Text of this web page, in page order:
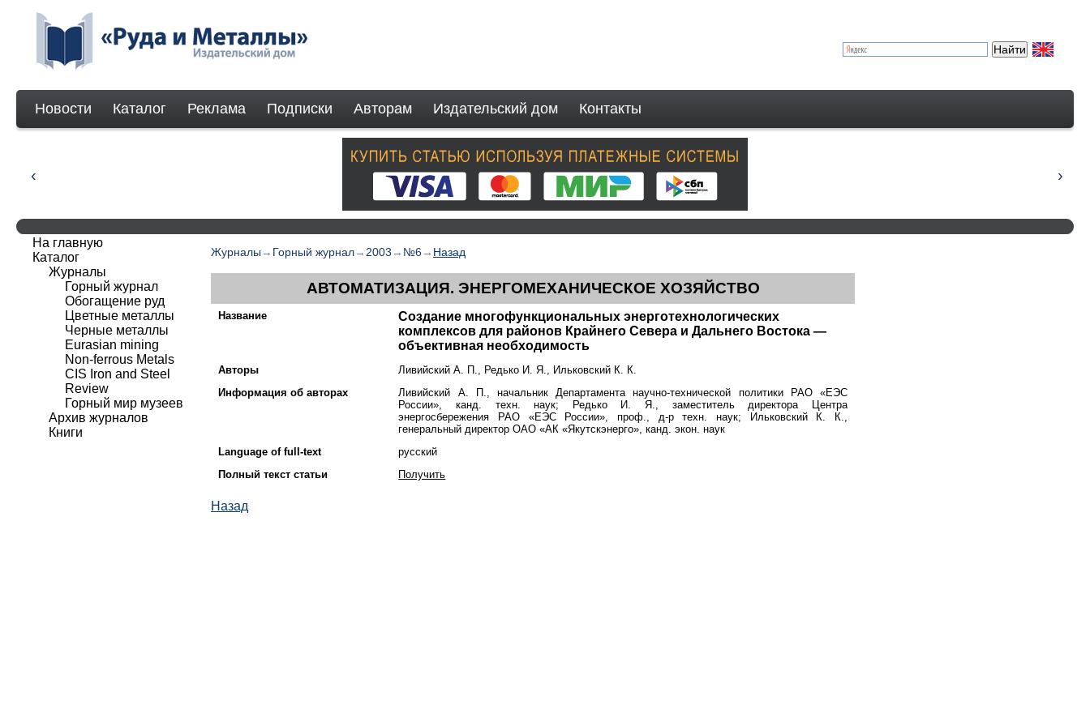
Новости Каталог Реклама Подписки Авторам Издательский дом Контакты
Журналы → Горный журнал→ 2003 → №6→ Назад
АВТОМАТИЗАЦИЯ. ЭНЕРГОМЕХАНИЧЕСКОЕ ХОЗЯЙСТВО
Название
Создание многофункциональных энерготехнологических
комплексов для районов Крайнего Севера и Дальнего Востока —
объективная необходимость
Авторы
Ливийский А. П., Редько И. Я., Ильковский К. К.
Информация об авторах
Ливийский А. П., начальник Департамента научно-технической политики РАО «ЕЭС
России», канд. техн. наук; Редько И. Я., заместитель директора Центра
энергосбережения РАО «ЕЭС России», проф., д-р техн. наук; Ильковский К. К.,
генеральный директор ОАО «АК «Якутскэнерго», канд. экон. наук
Language of full-text
русский
Полный текст статьи
Получить
Назад
На главную
Каталог
Журналы
Горный журнал
Обогащение руд
Цветные металлы
Черные металлы
Eurasian mining
Non-ferrous Мetals
CIS Iron and Steel
Review
Горный мир музеев
Архив журналов
Книги